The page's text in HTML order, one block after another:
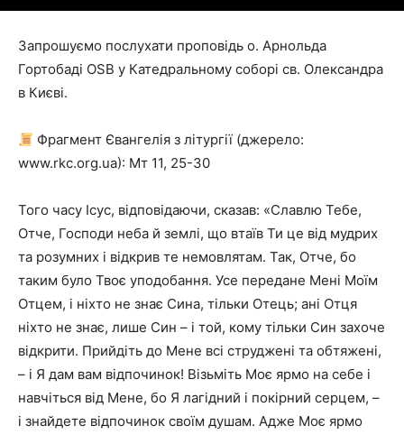
Запрошуємо послухати проповідь о. Арнольда
Гортобаді OSB у Катедральному соборі св. Олександра
в Києві.
Фрагмент Євангелія з літургії (джерело:
www.rkc.org.ua): Мт 11, 25-30
Того часу Ісус, відповідаючи, сказав: «Славлю Тебе,
Отче, Господи неба й землі, що втаїв Ти це від мудрих
та розумних і відкрив те немовлятам. Так, Отче, бо
таким було Твоє уподобання. Усе передане Мені Моїм
Отцем, і ніхто не знає Сина, тільки Отець; ані Отця
ніхто не знає, лише Син – і той, кому тільки Син захоче
відкрити. Прийдіть до Мене всі струджені та обтяжені,
– і Я дам вам відпочинок! Візьміть Моє ярмо на себе і
навчіться від Мене, бо Я лагідний і покірний серцем, –
і знайдете відпочинок своїм душам. Адже Моє ярмо